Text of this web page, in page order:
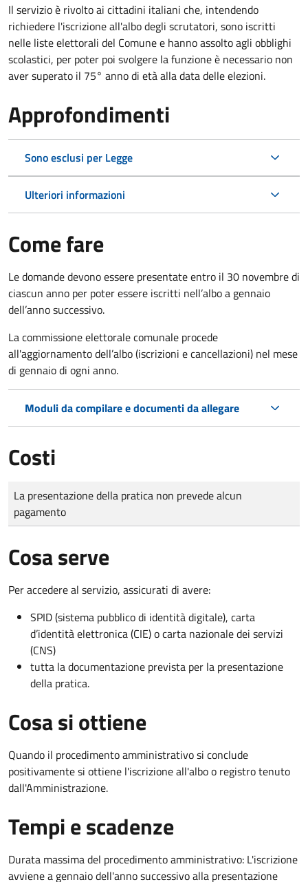
Il servizio è rivolto ai cittadini italiani che, intendendo
richiedere l'iscrizione all'albo degli scrutatori, sono iscritti
nelle liste elettorali del Comune e hanno assolto agli obblighi
scolastici, per poter poi svolgere la funzione è necessario non
aver superato il 75° anno di età alla data delle elezioni.
Approfondimenti
Sono esclusi per Legge
Ulteriori informazioni
Come fare
Le domandedevono essere presentate entro il 30 novembre di
ciascun anno per poter essere iscritti nell’albo a gennaio
dell’anno successivo.
La commissione elettorale comunale procede
all'aggiornamento dell’albo (iscrizioni e cancellazioni) nel mese
di gennaio di ogni anno.
Moduli da compilare e documenti da allegare
Costi
Tipo di pagamento
Importo
La presentazione della pratica non prevede alcun
pagamento
Cosa serve
Per accedere al servizio, assicurati di avere:
SPID (sistema pubblico di identità digitale), carta
d’identità elettronica (CIE) o carta nazionale dei servizi
(CNS)
tutta la documentazione prevista per la presentazione
della pratica.
Cosa si ottiene
Quando il procedimento amministrativo si conclude
positivamente si ottiene l'iscrizione all'albo o registro tenuto
dall'Amministrazione.
Tempi e scadenze
Durata massima del procedimento amministrativo: L'iscrizione
avviene a gennaio dell'anno successivo alla presentazione